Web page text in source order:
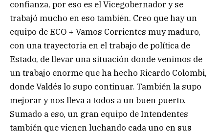
confianza, por eso es el Vicegobernador y se
trabajó mucho en eso también. Creo que hay un
equipo de ECO + Vamos Corrientes muy maduro,
con una trayectoria en el trabajo de política de
Estado, de llevar una situación donde venimos de
un trabajo enorme que ha hecho Ricardo Colombi,
donde Valdés lo supo continuar. También la supo
mejorar y nos lleva a todos a un buen puerto.
Sumado a eso, un gran equipo de Intendentes
también que vienen luchando cada uno en sus